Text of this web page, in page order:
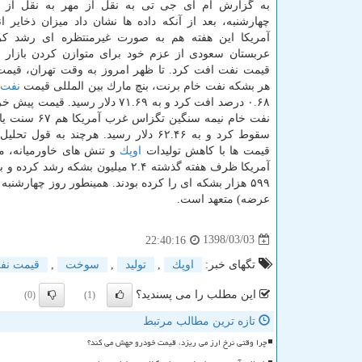
به گزارش ام آی جی تی به نقل از مهر به نقل از
چهارشنبه، بعد از آنكه داده ها نشان داد میزان ذخایر
آمریكا این هفته هم به صورت غیرمنتظره ای رشد
عربستان سعودی از عزم خود برای متوازن كردن
قیمت نفت افت كرد. تا ظهر امروز به وقت تهران،
هر بشكه نفت خام برنت، بنچ مارك بین المللی قیمت نفت
۰.۶۸ درصد افت كرد و به ۷۱.۶۹ دلار رسید.
سقوط كرد و به ۶۲.۴۶ دلار رسید. هرچند به
قیمت ها با كاهش تولیدات
اوپك و تنش های
۵۹۹ هزار بشكه ای را كرده بودند. همینطور روز
عرضه) متعهد است.
1398/03/03
22:40:16
تگهای خبر:
اوپك تولید سوخت قیمت
این مطلب را می پسندید؟ (1)
(0)
تازه ترین مطالب مرتبط
چرا وقتی نرخ ارز می ریزد، قیمت خودرو جهش می کند؟